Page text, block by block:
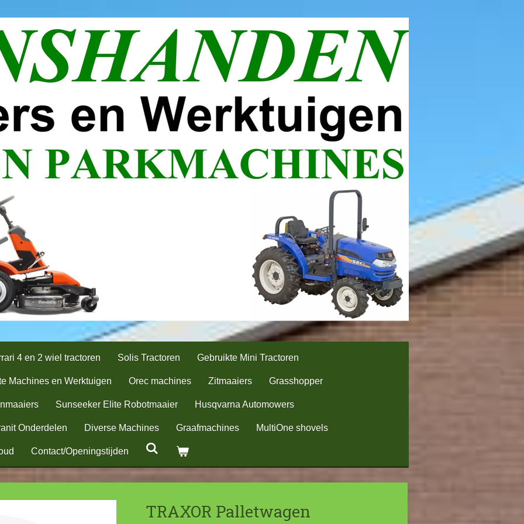
4 en 2 wiel tractoren Solis Tractoren Gebruikte Mini Tractoren
Machines en Werktuigen Orec machines Zitmaaiers Grasshopper
Sunseeker Elite Robotmaaier Husqvarna Automowers
Onderdelen Diverse Machines Graafmachines MultiOne shovels
Contact/Openingstijden
TRAXOR Palletwagen